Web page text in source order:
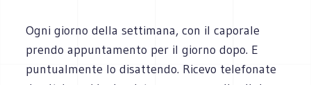
Ogni giorno della settimana, con il caporale
prendo appuntamento per il giorno dopo. E
puntualmente lo disattendo. Ricevo telefonate